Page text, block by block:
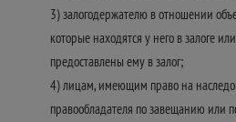
3) залогодержателю в отношении
которые находятся у него в залоге
предоставлены ему в залог;
4) лицам, имеющим право на
правообладателя по завещанию или